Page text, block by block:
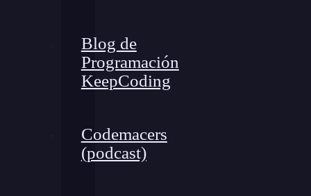
Blog de
Programación
KeepCoding
Codemacers
(podcast)